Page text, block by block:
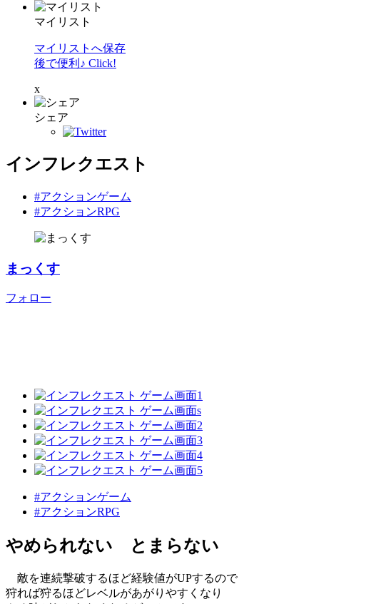
マイリスト
マイリストへ保存
後で便利♪ Click!
x
シェア
インフレクエスト
#アクションゲーム
#アクションRPG
まっくす
フォロー
#アクションゲーム
#アクションRPG
やめられない とまらない
敵を連続撃破するほど経験値がUPするので
狩れば狩るほどレベルがあがりやすくなり